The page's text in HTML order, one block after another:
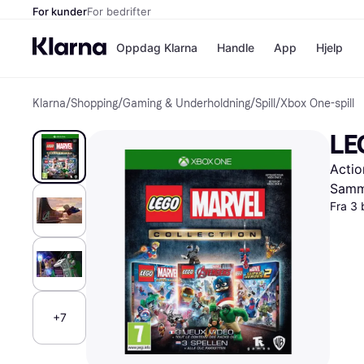
For kunderFor bedrifter
Oppdag Klarna
Betal nå
Betal i 3
Betal innen
Finansiering
Handle
Butikker
App Hjelp
Klarna/Shopping/Gaming & Underholdning/Spill /Xbox One-spill
+7
Fra 3